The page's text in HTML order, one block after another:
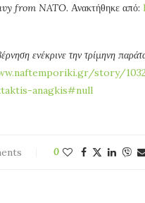
from NATO. Ανακτήθηκε από:
ενέκρινε την τρίμηνη
story/
anagkis#null
0